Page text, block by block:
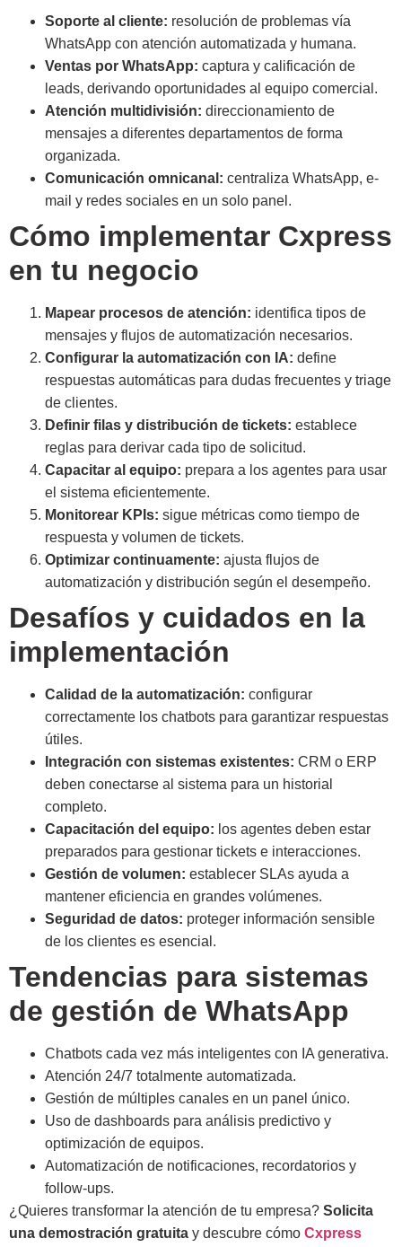
Soporte al cliente: resolución de problemas vía
WhatsApp con atención automatizada y humana.
Ventas por WhatsApp: captura y calificación de
leads, derivando oportunidades al equipo comercial.
Atención multidivisión: direccionamiento de
mensajes a diferentes departamentos de forma
organizada.
Comunicación omnicanal: centraliza WhatsApp, e-
mail y redes sociales en un solo panel.
Cómo implementar Cxpress
en tu negocio
Mapear procesos de atención: identifica tipos de
mensajes y flujos de automatización necesarios.
Configurar la automatización con IA: define
respuestas automáticas para dudas frecuentes y triage
de clientes.
Definir filas y distribución de tickets: establece
reglas para derivar cada tipo de solicitud.
Capacitar al equipo: prepara a los agentes para usar
el sistema eficientemente.
Monitorear KPIs: sigue métricas como tiempo de
respuesta y volumen de tickets.
Optimizar continuamente: ajusta flujos de
automatización y distribución según el desempeño.
Desafíos y cuidados en la
implementación
Calidad de la automatización: configurar
correctamente los chatbots para garantizar respuestas
útiles.
Integración con sistemas existentes: CRM o ERP
deben conectarse al sistema para un historial
completo.
Capacitación del equipo: los agentes deben estar
preparados para gestionar tickets e interacciones.
Gestión de volumen: establecer SLAs ayuda a
mantener eficiencia en grandes volúmenes.
Seguridad de datos: proteger información sensible
de los clientes es esencial.
Tendencias para sistemas
de gestión de WhatsApp
Chatbots cada vez más inteligentes con IA generativa.
Atención 24/7 totalmente automatizada.
Gestión de múltiples canales en un panel único.
Uso de dashboards para análisis predictivo y
optimización de equipos.
Automatización de notificaciones, recordatorios y
follow-ups.
¿Quieres transformar la atención de tu empresa? Solicita
una demostración gratuita y descubre cómo Cxpress